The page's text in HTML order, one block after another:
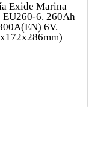
Exide Marina
EU260-6. 260Ah
6V.